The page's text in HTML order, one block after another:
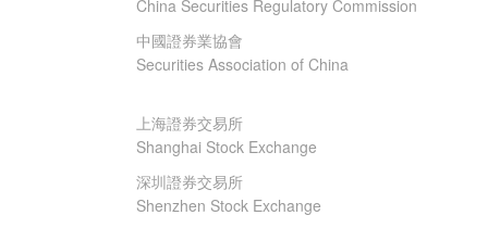
China Securities Regulatory Commission
中國證券業協會
Securities Association of China
上海證券交易所
Shanghai Stock Exchange
深圳證券交易所
Shenzhen Stock Exchange